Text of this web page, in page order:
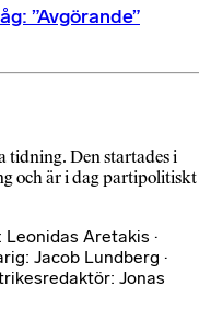
”Avgörande”
tidning. Den startades i
och är i dag partipolitiskt
Aretakis ·
Jacob Lundberg ·
Jonas